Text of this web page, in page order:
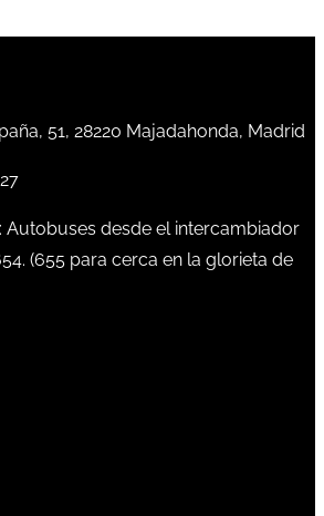
51, 28220 Majadahonda, Madrid
: Autobuses desde el intercambiador
. (655 para cerca en la glorieta de